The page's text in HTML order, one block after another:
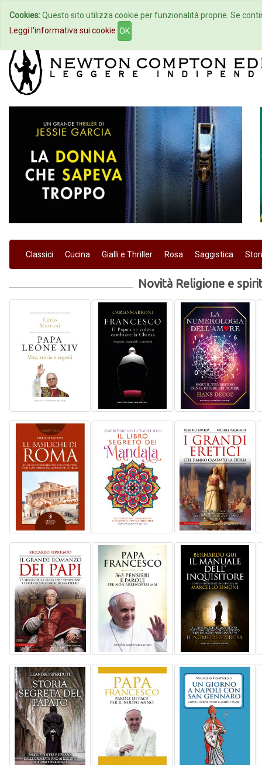
Home Autori Eventi
Classici Cucina Gialli e Thriller Rosa Saggistica
Novità Religione e
Cookies:Questo sito utilizza cookie per funzionalità proprie. Se
Leggi l'informativa sui cookie OK